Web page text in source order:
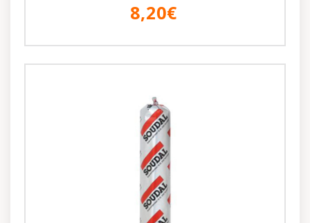
8,20€